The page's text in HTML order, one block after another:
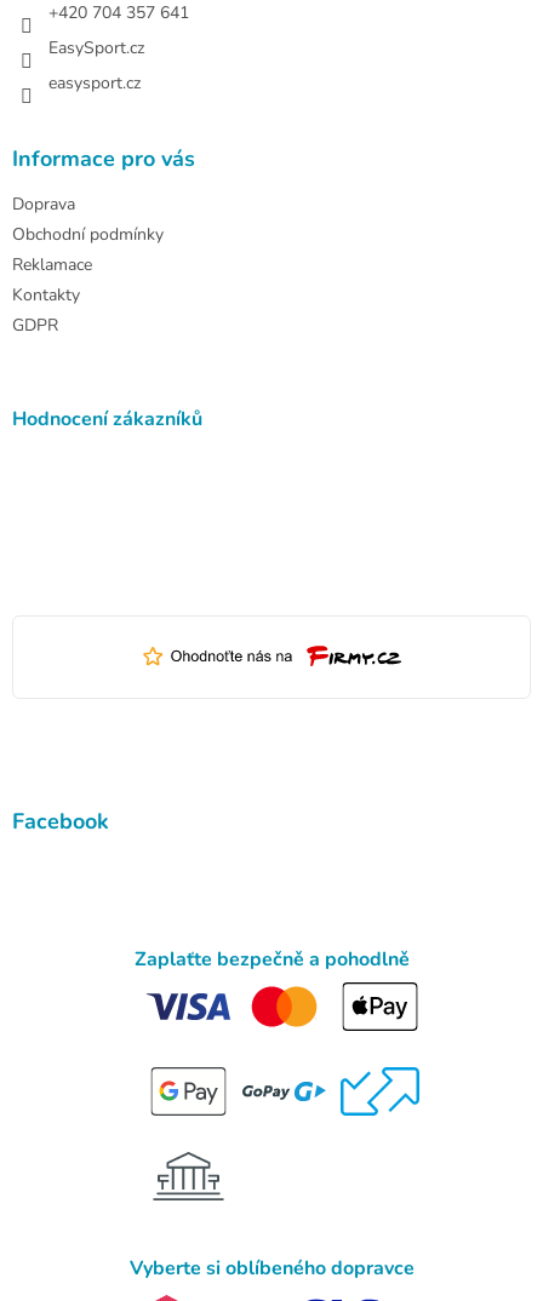
+420 704 357 641
EasySport.cz
easysport.cz
Informace pro vás
Doprava
Obchodní podmínky
Reklamace
Kontakty
GDPR
Hodnocení zákazníků
Facebook
Zaplaťte bezpečně a pohodlně
Vyberte si oblíbeného dopravce